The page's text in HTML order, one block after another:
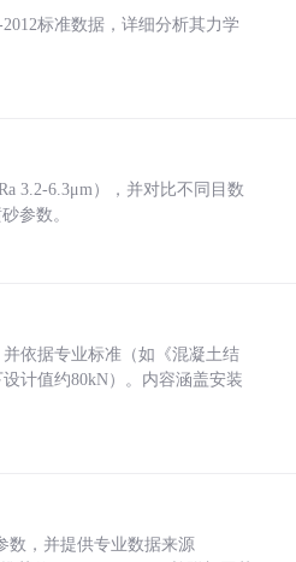
标准数据，详细分析其力学
3.2-6.3μm），并对比不同目数
参数。
依据专业标准（如《混凝土结
计值约80kN）。内容涵盖安装
数，并提供专业数据来源